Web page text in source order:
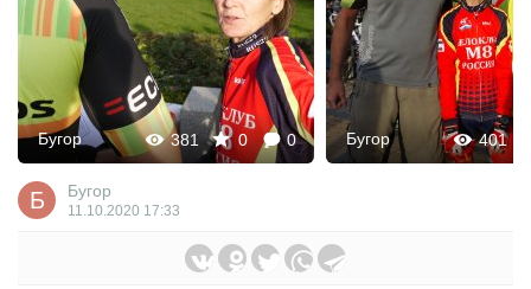
381 0 0
Бугор 401
Бугор
Бугор
11.10.2020 17:33